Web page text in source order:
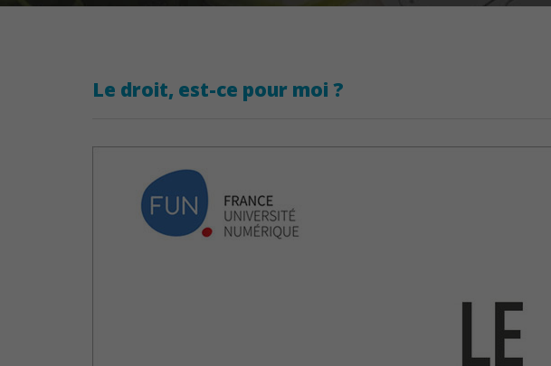
Le droit, est-ce pour moi ?